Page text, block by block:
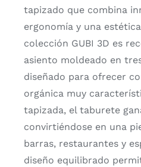
tapizado que combina
ergonomía y una
colección GUBI 3D es
asiento moldeado en
diseñado para ofrecer
orgánica muy
tapizada, el taburete
convirtiéndose en una
barras, restaurantes y
diseño equilibrado